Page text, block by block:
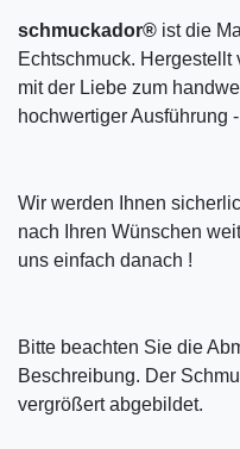
schmuckador® ist die
Echtschmuck.
mit der Liebe zum
hochwertiger Ausführung
Wir werden Ihnen
nach Ihren Wünschen
uns einfach danach !
Bitte beachten Sie die
Beschreibung. Der
vergrößert abgebildet.